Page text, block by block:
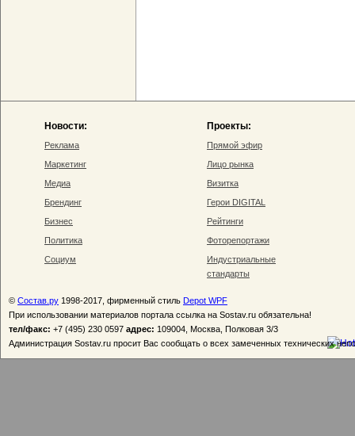
Новости:
Реклама
Маркетинг
Медиа
Брендинг
Бизнес
Политика
Социум
Проекты:
Прямой эфир
Лицо рынка
Визитка
Герои DIGITAL
Рейтинги
Фоторепортажи
Индустриальные
стандарты
© Состав.ру 1998-2017, фирменный стиль Depot WPF
При использовании материалов портала ссылка на Sostav.ru обязательна!
тел/факс: +7 (495) 230 0597 адрес: 109004, Москва, Полковая 3/3
Администрация Sostav.ru просит Вас сообщать о всех замеченных технических